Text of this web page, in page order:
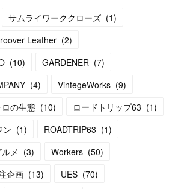
サムライワーククローズ (1)
Leather (2)
(10) GARDENER (7)
(4) VintegeWorks (9)
の生態 (10) ロードトリップ63 (1)
ン (1) ROADTRIP63 (1)
メ (3) Workers (50)
企画 (13) UES (70)